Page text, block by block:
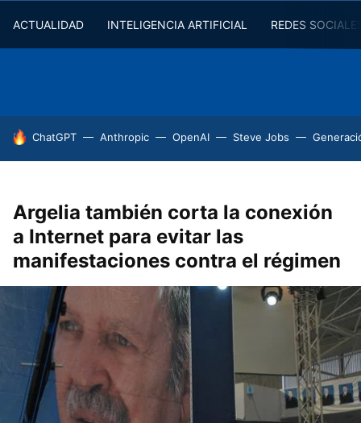
ACTUALIDAD INTELIGENCIA ARTIFICIAL REDES
HOY SE HABLA DE
ChatGPT Anthropic OpenAI Steve Jobs
Argelia también corta la conexión
a Internet para evitar las
manifestaciones contra el régimen